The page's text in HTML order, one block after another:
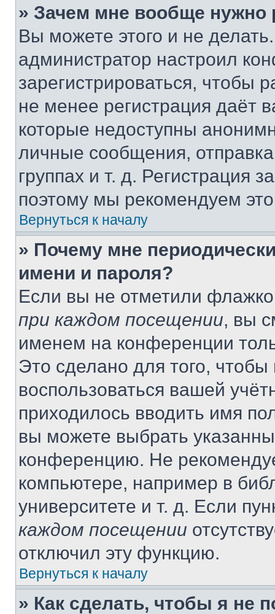
» Зачем мне вообще нужно
Вы можете этого и не
администратор настроил
зарегистрироваться, чтобы
не менее регистрация даёт
которые недоступны
личные сообщения,
группах и т. д. Регистрация
поэтому мы рекомендуем
Вернуться к началу
» Почему мне
имени и пароля?
Если вы не отметили
при каждом посещении, вы
именем на конференции
Это сделано для того, чтобы
воспользоваться вашей
приходилось вводить имя
вы можете выбрать
конференцию. Не
компьютере, например в
университете и т. д. Если
каждом посещении
отключил эту функцию.
Вернуться к началу
» Как сделать, чтобы я не